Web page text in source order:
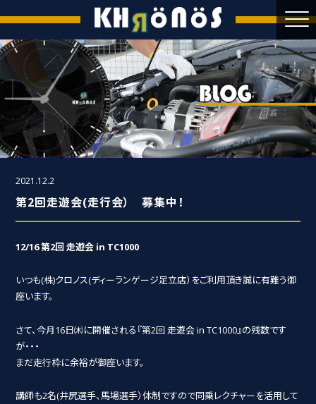
2021.12.2
第2回走遊会(走行会） 募集中！
12/16 第2回 走遊会 in TC1000
いつも(株)クロノス(ディーランゲージ足立店）をご利用頂き誠に有難う御
座います。
さて、今月16日㈭に開催される『第2回 走遊会 in TC1000』の残数です
が・・・
まだ走行枠に余裕が御座います。
講師も2名(井尻選手、馬場選手）体制ですので同乗レクチャーを活用して